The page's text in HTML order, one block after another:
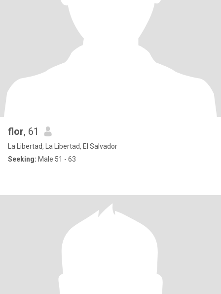
flor, 61
La Libertad, La Libertad, El Salvador
Seeking: Male 51 - 63